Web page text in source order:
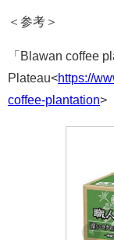
＜参考＞
「Blawan coffee
Plateau<https://
coffee-plantation>